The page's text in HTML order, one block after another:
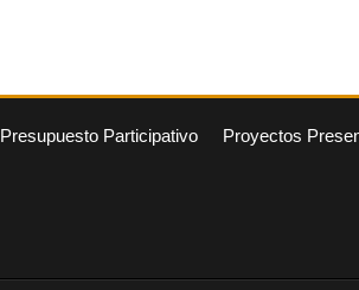
Presupuesto Participativo Proyectos